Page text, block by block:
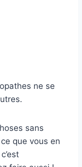
ne se
sans
que vous en